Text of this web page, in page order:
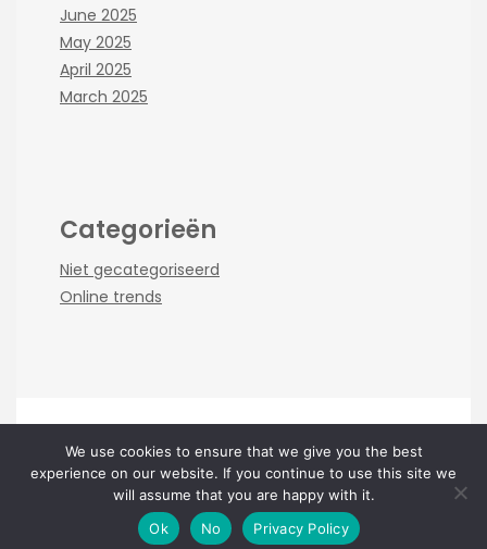
June 2025
May 2025
April 2025
March 2025
Categorieën
Niet gecategoriseerd
Online trends
Copyright online-index.nl 2026 | Theme by
ThemeinProgress|Proudly powered by WordPress
We use cookies to ensure that we give you the best
experience on our website. If you continue to use this site we
will assume that you are happy with it.
Ok
No Privacy Policy